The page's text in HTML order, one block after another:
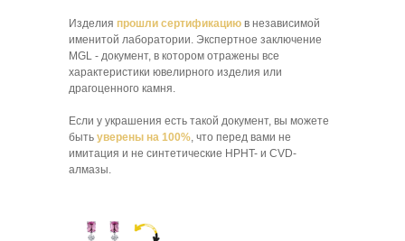
Изделия прошли сертификацию в независимой
именитой лаборатории. Экспертное заключение
MGL - документ, в котором отражены все
характеристики ювелирного изделия или
драгоценного камня.
Если у украшения есть такой документ, вы можете
быть уверены на 100% , что перед вами не
имитация и не синтетические HPHT- и CVD-
алмазы.